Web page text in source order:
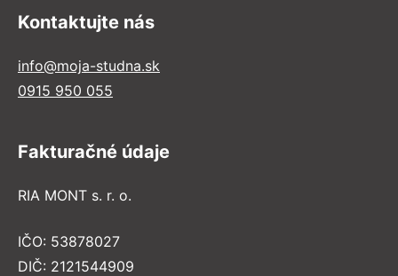
Kontaktujte nás
info@moja-studna.sk
0915 950 055
Fakturačné údaje
RIA MONT s. r. o.
IČO: 53878027
DIČ: 2121544909